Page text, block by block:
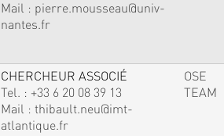
Mail : pierre.mousseau@univ-
nantes.fr
CHERCHEUR ASSOCIÉ
Tel. : +33 6 20 08 39 13
Mail : thibault.neu@imt-
atlantique.fr
OSE
TEAM